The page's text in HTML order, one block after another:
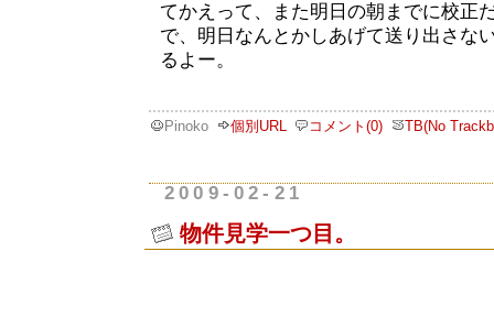
てかえって、また明日の朝までに校正
で、明日なんとかしあげて送り出さな
るよー。
Pinoko 個別URL コメント(0) TB(No
2009-02-21
物件見学一つ目。